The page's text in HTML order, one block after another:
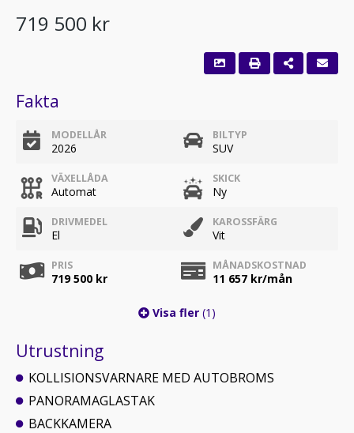
719 500 kr
Fakta
MODELLÅR
2026
BILTYP
SUV
VÄXELLÅDA
Automat
SKICK
Ny
DRIVMEDEL
El
KAROSSFÄRG
Vit
PRIS
719 500 kr
MÅNADSKOSTNAD
11 657 kr/mån
Visa fler (1)
Utrustning
KOLLISIONSVARNARE MED AUTOBROMS
PANORAMAGLASTAK
BACKKAMERA